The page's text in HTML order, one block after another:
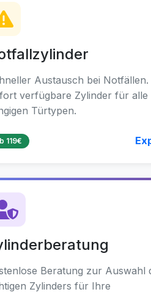
Austausch bei Notfällen.
verfügbare Zylinder für alle
Türtypen.
119€
Beratung zur Auswahl
Zylinders für Ihre